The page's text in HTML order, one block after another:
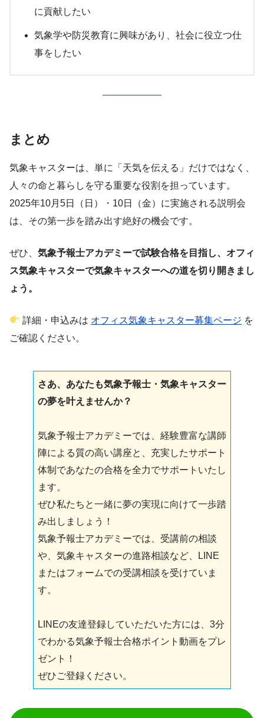
に貢献したい
気象学や防災教育に興味があり、社会に役立つ仕
事をしたい
まとめ
気象キャスターは、単に「天気を伝える」だけではなく、
人々の命と暮らしを守る重要な役割を担っています。
2025年10月5日（日）・10日（金）に実施される説明会
は、その第一歩を踏み出す絶好の機会です。
ぜひ、 気象予報士アカデミーで試験合格を目指し、オフィ
ス気象キャスターで気象キャスターへの道を切り開きまし
ょう。
詳細・申込みは オフィス気象キャスター募集ページ を
ご確認ください。
さあ、あなたも気象予報士・気象キャスター
の夢を叶えませんか？
気象予報士アカデミーでは、経験豊富な講師
陣による質の高い講座と、充実したサポート
体制であなたの合格を全力でサポートいたし
ます。
ぜひ私たちと一緒に夢の実現に向けて一歩踏
み出しましょう！
気象予報士アカデミーでは、受講前の相談
や、気象キャスターの進路相談など、LINE
またはフォームでの受講相談を受けていま
す。
LINEの友達登録していただいた方には、3分
でわかる気象予報士合格ポイント動画をプレ
ゼント！
ぜひご登録ください。